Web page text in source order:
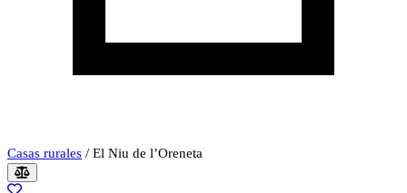
Casas rurales / El Niu de l’Oreneta